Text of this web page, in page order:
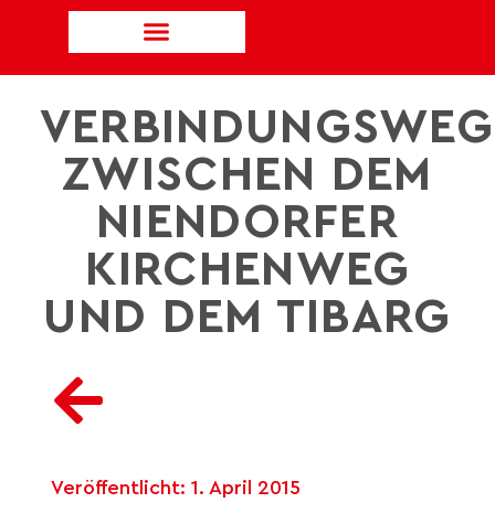
VERBINDUNGSWEG
ZWISCHEN DEM
NIENDORFER
KIRCHENWEG
UND DEM TIBARG
Veröffentlicht: 1. April 2015